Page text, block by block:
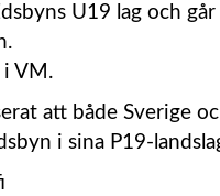
U19 lag och går
i VM.
att både Sverige
i sina P19-